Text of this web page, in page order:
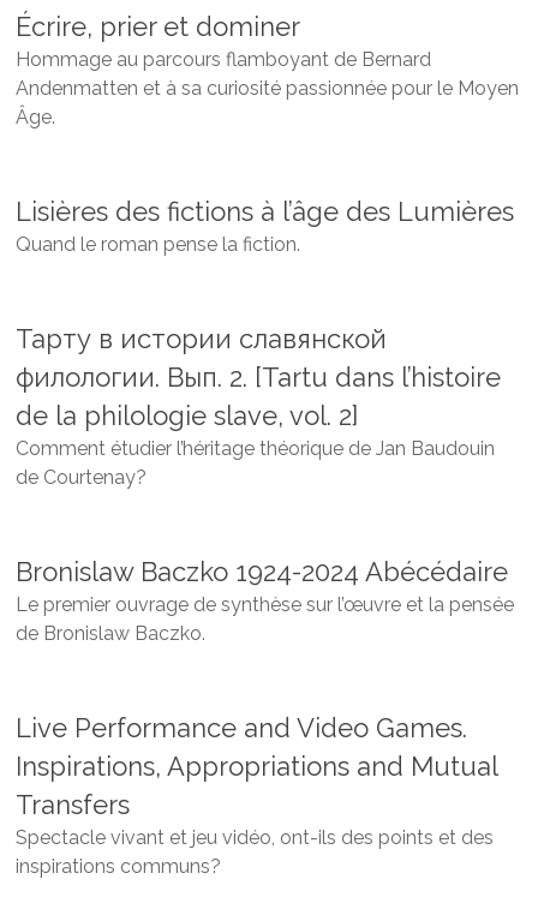
Écrire, prier et dominer
Hommage au parcours flamboyant de Bernard
Andenmatten et à sa curiosité passionnée pour le Moyen
Âge.
Lisières des fictions à l’âge des Lumières
Quand le roman pense la fiction.
Тарту в истории славянской
филологии. Вып. 2. [Tartu dans l’histoire
de la philologie slave, vol. 2]
Comment étudier l’héritage théorique de Jan Baudouin
de Courtenay?
Bronislaw Baczko 1924-2024 Abécédaire
Le premier ouvrage de synthèse sur l’œuvre et la pensée
de Bronislaw Baczko.
Live Performance and Video Games.
Inspirations, Appropriations and Mutual
Transfers
Spectacle vivant et jeu vidéo, ont-ils des points et des
inspirations communs?